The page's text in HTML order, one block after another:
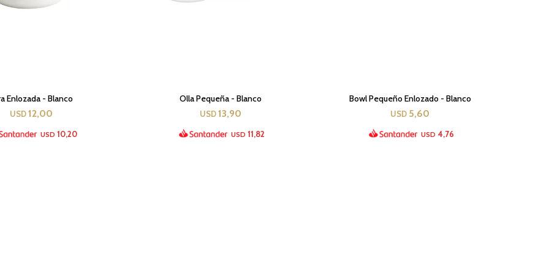
Enlozada - Blanco
USD 12,00
USD 10,20
Olla Pequeña - Blanco
USD 13,90
USD 11,82
Bowl Pequeño Enlozado - Blanco
USD 5,60
USD 4,76